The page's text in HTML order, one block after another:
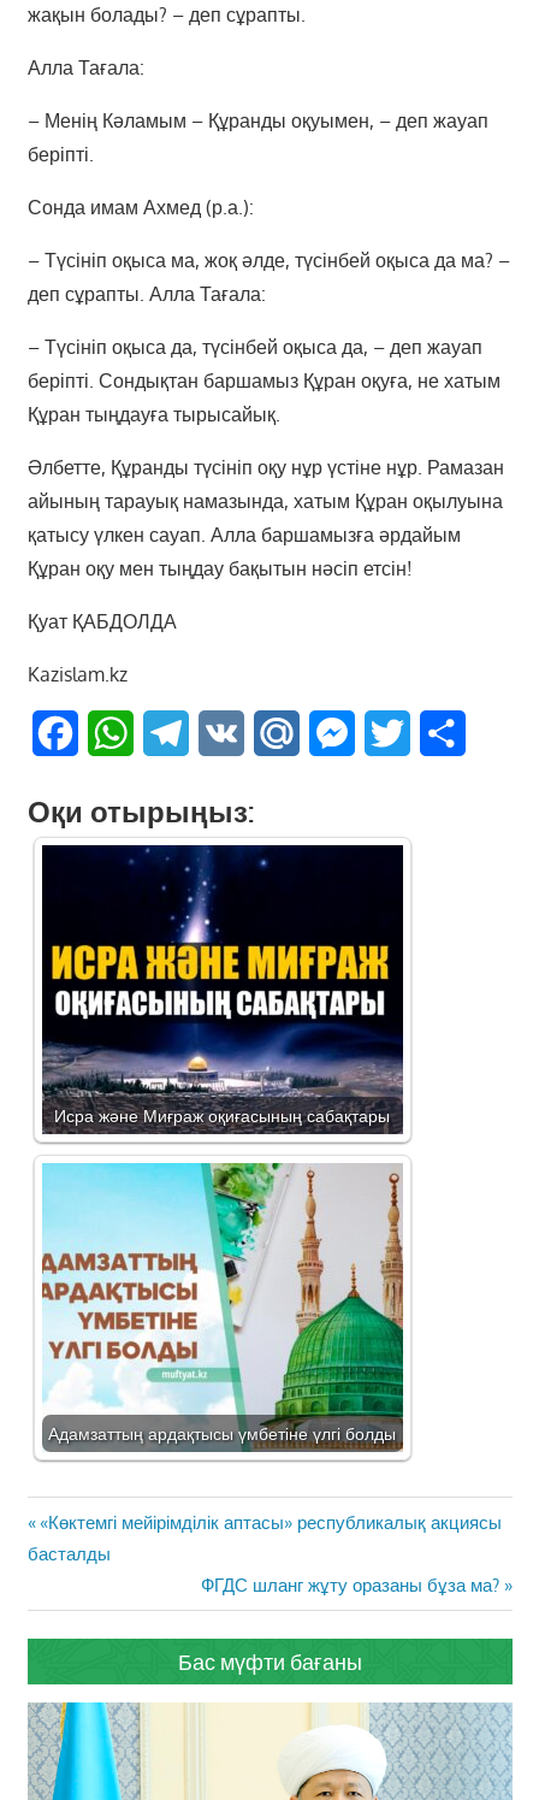
жақын болады? – деп сұрапты.
Алла Тағала:
– Менің Кәламым – Құранды оқуымен, – деп жауап
беріпті.
Сонда имам Ахмед (р.а.):
– Түсініп оқыса ма, жоқ әлде, түсінбей оқыса да ма? –
деп сұрапты. Алла Тағала:
– Түсініп оқыса да, түсінбей оқыса да, – деп жауап
беріпті. Сондықтан баршамыз Құран оқуға, не хатым
Құран тыңдауға тырысайық.
Әлбетте, Құранды түсініп оқу нұр үстіне нұр. Рамазан
айының тарауық намазында, хатым Құран оқылуына
қатысу үлкен сауап. Алла баршамызға әрдайым
Құран оқу мен тыңдау бақытын нәсіп етсін!
Қуат ҚАБДОЛДА
Kazislam.kz
FacebookWhatsAppTelegram
VK Mail.Ru Messenger
Twitter
Оқи отырыңыз:
Исра және Миғраж оқиғасының сабақтары
Адамзаттың ардақтысы үмбетіне үлгі болды
Жазба
навигациясы
Previous
Post:
«Көктемгі мейірімділік аптасы» республикалық акциясы
басталды
Next
Post:
ФГДС шланг жұту оразаны бұза ма?
Бас мүфти бағаны